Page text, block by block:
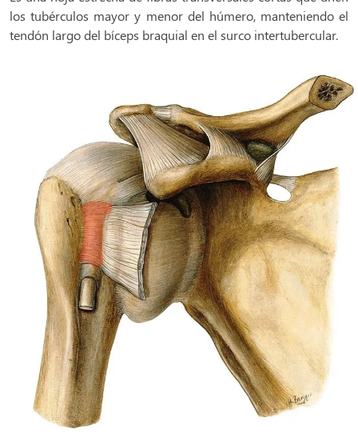
los tubérculos mayor y menor del húmero, manteniendo el
tendón largo del bíceps braquial en el surco intertubercular.